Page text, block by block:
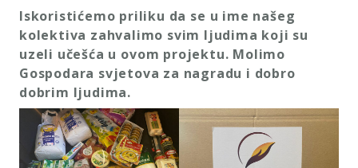
Iskoristićemo priliku da se u ime našeg
kolektiva zahvalimo svim ljudima koji su
uzeli učešća u ovom projektu. Molimo
Gospodara svjetova za nagradu i dobro
dobrim ljudima.